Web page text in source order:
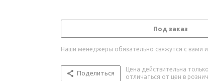
Под заказ
Наши менеджеры обязательно свяжутся с вами и
Поделиться
Цена действительна
отличаться от цен в